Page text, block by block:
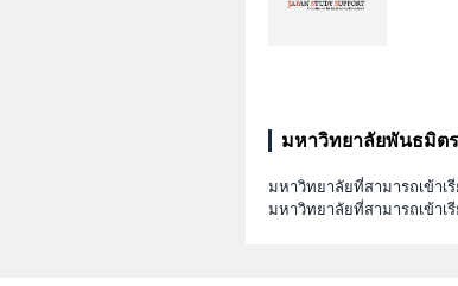
มหาวิทยาลัยพันธมิตร
มหาวิทยาลัยที่สามารถเข้า
มหาวิทยาลัยที่สามารถเข้า